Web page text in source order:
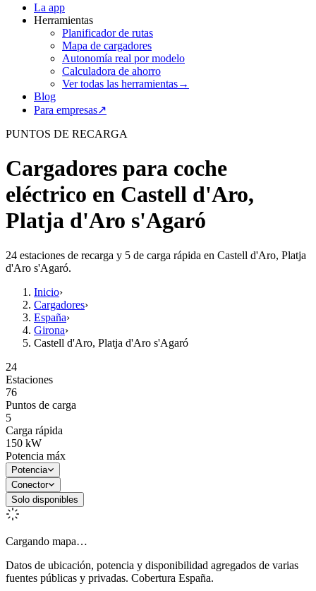
La app
Herramientas
Planificador de rutas
Mapa de cargadores
Autonomía real por modelo
Calculadora de ahorro
Ver todas las herramientas→
Blog
Para empresas↗
PUNTOS DE RECARGA
Cargadores para coche
eléctrico en Castell d'Aro,
Platja d'Aro s'Agaró
24 estaciones de recarga y 5 de carga rápida en Castell d'Aro, Platja
d'Aro s'Agaró.
Inicio›
Cargadores›
España›
Girona›
Castell d'Aro, Platja d'Aro s'Agaró
24
Estaciones
76
Puntos de carga
5
Carga rápida
150 kW
Potencia máx
Potencia
Conector
Solo disponibles
Cargando mapa…
Datos de ubicación, potencia y disponibilidad agregados de varias
fuentes públicas y privadas. Cobertura España.